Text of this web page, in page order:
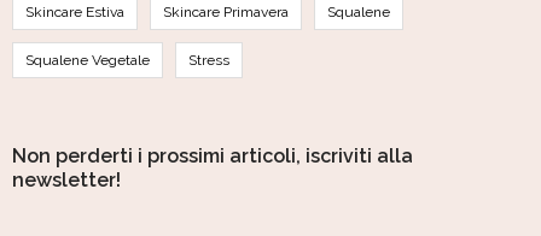
Skincare Estiva Skincare Primavera Squalene
Squalene Vegetale Stress
Non perderti i prossimi articoli, iscriviti alla
newsletter!